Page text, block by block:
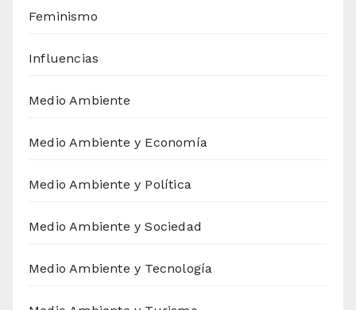
Feminismo
Influencias
Medio Ambiente
Medio Ambiente y Economía
Medio Ambiente y Política
Medio Ambiente y Sociedad
Medio Ambiente y Tecnología